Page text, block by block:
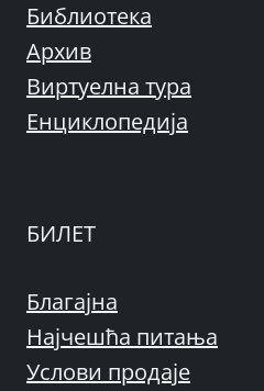
Библиотека
Архив
Виртуелна тура
Енциклопедија
БИЛЕТ
Благајна
Најчешћа питања
Услови продаје